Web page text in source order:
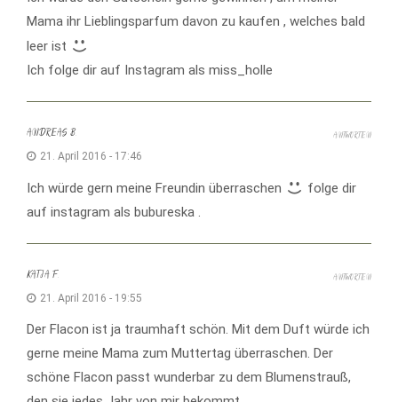
Mama ihr Lieblingsparfum davon zu kaufen , welches bald
leer ist
Ich folge dir auf Instagram als miss_holle
ANDREAS B.
21. April 2016 - 17:46
Ich würde gern meine Freundin überraschen
folge dir
auf instagram als bubureska .
ANTWORTEN
KATJA F.
21. April 2016 - 19:55
Der Flacon ist ja traumhaft schön. Mit dem Duft würde ich
gerne meine Mama zum Muttertag überraschen. Der
schöne Flacon passt wunderbar zu dem Blumenstrauß,
ANTWORTEN